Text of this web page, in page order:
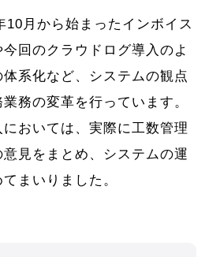
10月から始まったインボイス
回のクラウドログ導入のよ
系化など、システムの観点
務の変革を行っています。
おいては、実際に工数管理
見をまとめ、システムの運
まいりました。